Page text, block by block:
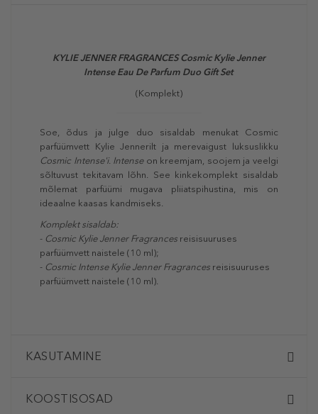
KYLIE JENNER FRAGRANCES Cosmic Kylie Jenner
Intense Eau De Parfum Duo Gift Set
(Komplekt)
Soe, õdus ja julge duo sisaldab menukat Cosmic
parfüümvett Kylie Jennerilt ja merevaigust luksuslikku
Cosmic Intense'i. Intenseon kreemjam, soojem ja veelgi
sõltuvust tekitavam lõhn. See kinkekomplekt sisaldab
mõlemat parfüümi mugava pliiatspihustina, mis on
ideaalne kaasas kandmiseks.
Komplekt sisaldab:
- Cosmic Kylie Jenner Fragrances reisisuuruses
parfüümvett naistele (10 ml);
- Cosmic Intense Kylie Jenner Fragrances reisisuuruses
parfüümvett naistele (10 ml).
KASUTAMINE
KOOSTISOSAD